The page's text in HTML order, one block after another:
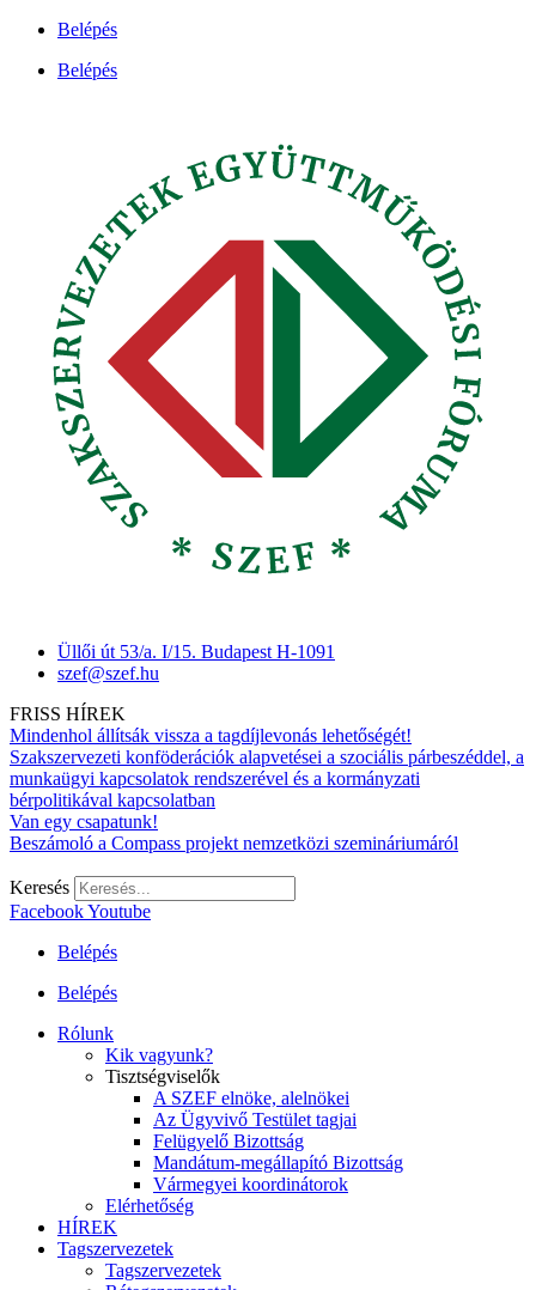
Ugrás
tartalomhoz
Belépés
Belépés
Üllői út 53/a. I/15. Budapest H-1091
szef@szef.hu
FRISS HÍREK
Mindenhol állítsák vissza a tagdíjlevonás lehetőségét!
Szakszervezeti konföderációk alapvetései a szociális párbeszéddel, a
munkaügyi kapcsolatok rendszerével és a kormányzati
bérpolitikával kapcsolatban
Van egy csapatunk!
Beszámoló a Compass projekt nemzetközi szemináriumáról
Keresés
FacebookYoutube
Belépés
Belépés
Rólunk
Kik vagyunk?
Tisztségviselők
A SZEF elnöke, alelnökei
Az Ügyvivő Testület tagjai
Felügyelő Bizottság
Mandátum-megállapító Bizottság
Vármegyei koordinátorok
Elérhetőség
HÍREK
Tagszervezetek
Tagszervezetek